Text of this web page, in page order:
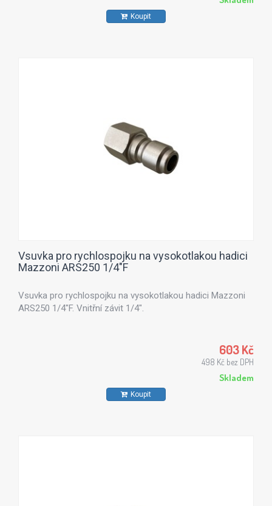
Koupit
Vsuvka pro rychlospojku na vysokotlakou hadici
Mazzoni ARS250 1/4"F
Vsuvka pro rychlospojku na vysokotlakou hadici Mazzoni
ARS250 1/4"F. Vnitřní závit 1/4".
603 Kč
498 Kč bez DPH
Skladem
Koupit